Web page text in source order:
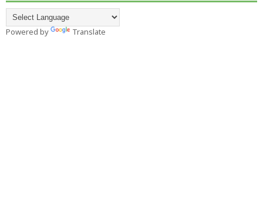
Powered by Translate